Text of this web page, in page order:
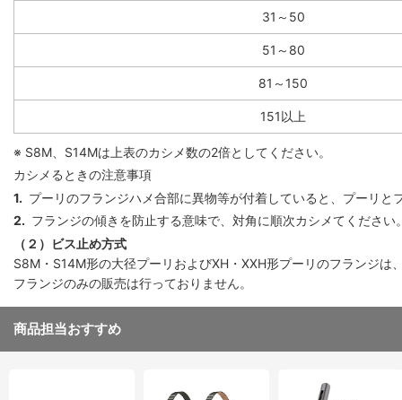
31～50
51～80
81～150
151以上
※ S8M、S14Mは上表のカシメ数の2倍としてください。
カシメるときの注意事項
1. プーリのフランジハメ合部に異物等が付着していると、プーリ
2. フランジの傾きを防止する意味で、対角に順次カシメてください
（２）ビス止め方式
S8M・S14M形の大径プーリおよびXH・XXH形プーリのフランジ
フランジのみの販売は行っておりません。
商品担当おすすめ